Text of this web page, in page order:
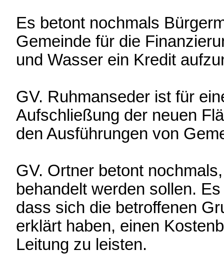
Es betont nochmals
Gemeinde für die
und Wasser ein Kredit
GV. Ruhmanseder ist für
Aufschließung der neuen
den Ausführungen von
GV. Ortner betont
behandelt werden sollen.
dass sich die betroffenen
erklärt haben, einen
Leitung zu leisten.